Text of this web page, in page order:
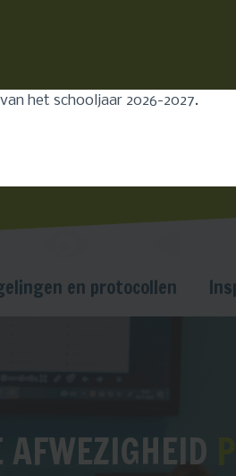
het schooljaar 2026-2027.
Ouders Medewerkers
en protocollen